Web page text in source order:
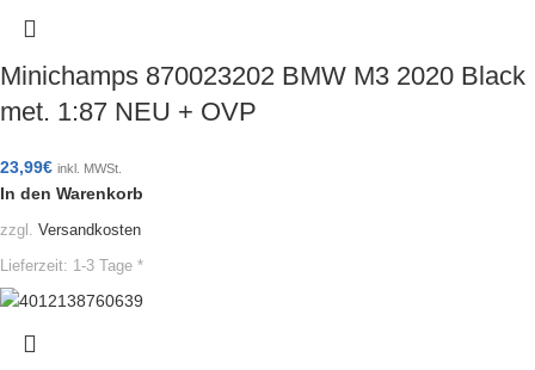
Minichamps 870023202 BMW M3 2020 Black
met. 1:87 NEU + OVP
23,99€ inkl. MWSt.
In den Warenkorb
zzgl. Versandkosten
Lieferzeit: 1-3 Tage *